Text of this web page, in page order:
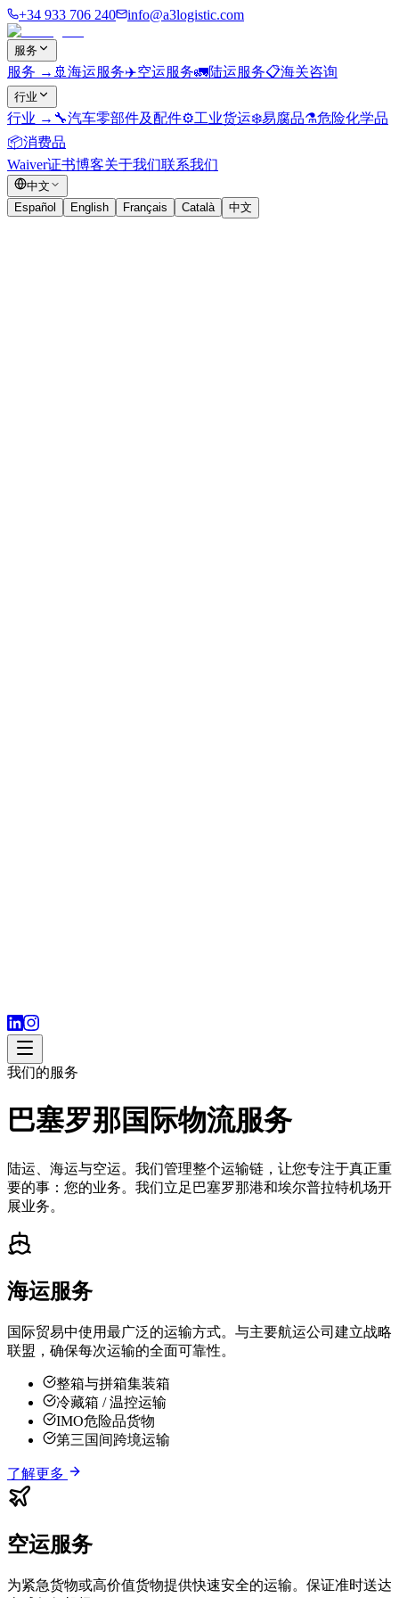
+34 933 706 240 info@a3logistic.com
服务
服务 → 🚢 海运服务✈️空运服务🚛陆运服务📋海关咨询
行业
行业 → 🔧汽车零部件及配件⚙️工业货运❄️易腐品⚗️危险化学品
📦消费品
Waiver证书博客关于我们联系我们
中文
Español
English Français Català 中文
我们的服务
巴塞罗那国际物流服务
陆运、海运与空运。我们管理整个运输链，让您专注于真正重
要的事：您的业务。我们立足巴塞罗那港和埃尔普拉特机场开
展业务。
海运服务
国际贸易中使用最广泛的运输方式。与主要航运公司建立战略
联盟，确保每次运输的全面可靠性。
整箱与拼箱集装箱
冷藏箱 / 温控运输
IMO危险品货物
第三国间跨境运输
了解更多
空运服务
为紧急货物或高价值货物提供快速安全的运输。保证准时送达